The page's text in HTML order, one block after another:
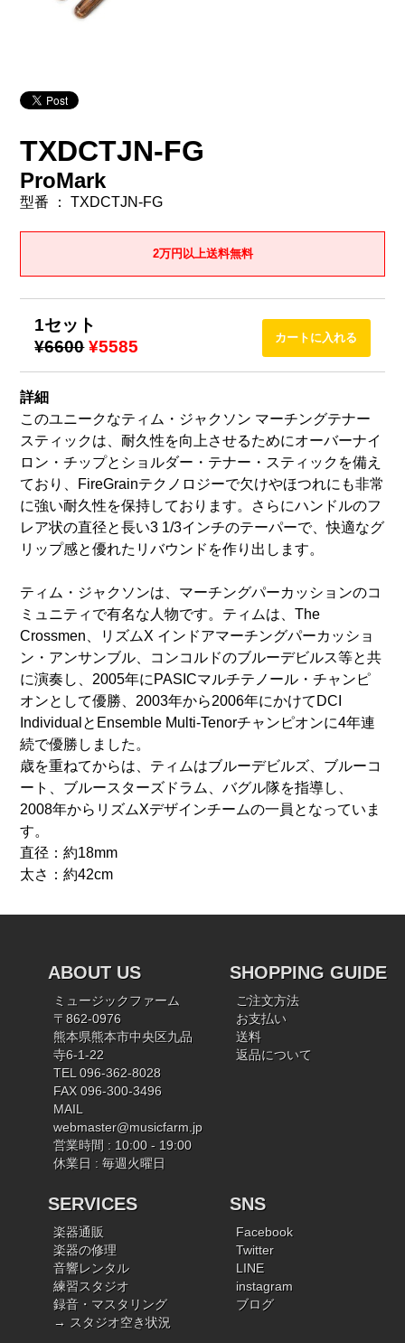
TXDCTJN-FG
ProMark
型番 ： TXDCTJN-FG
2万円以上送料無料
1セット
¥6600 ¥5585
詳細
このユニークなティム・ジャクソン マーチングテナー
スティックは、耐久性を向上させるためにオーバーナイ
ロン・チップとショルダー・テナー・スティックを備え
ており、FireGrainテクノロジーで欠けやほつれにも非常
に強い耐久性を保持しております。さらにハンドルのフ
レア状の直径と長い3 1/3インチのテーパーで、快適なグ
リップ感と優れたリバウンドを作り出します。
ティム・ジャクソンは、マーチングパーカッションのコ
ミュニティで有名な人物です。ティムは、The
Crossmen、リズムX インドアマーチングパーカッショ
ン・アンサンブル、コンコルドのブルーデビルス等と共
に演奏し、2005年にPASICマルチテノール・チャンピ
オンとして優勝、2003年から2006年にかけてDCI
IndividualとEnsemble Multi-Tenorチャンピオンに4年連
続で優勝しました。
歳を重ねてからは、ティムはブルーデビルズ、ブルーコ
ート、ブルースターズドラム、バグル隊を指導し、
2008年からリズムXデザインチームの一員となっていま
す。
直径：約18mm
太さ：約42cm
ABOUT US
ミュージックファーム
〒862-0976
熊本県熊本市中央区九品
寺6-1-22
TEL 096-362-8028
FAX 096-300-3496
MAIL
webmaster@musicfarm.jp
営業時間 : 10:00 - 19:00
休業日 : 毎週火曜日
SHOPPING GUIDE
ご注文方法
お支払い
送料
返品について
SERVICES
楽器通販
楽器の修理
音響レンタル
練習スタジオ
録音・マスタリング
→ スタジオ空き状況
SNS
Facebook
Twitter
LINE
instagram
ブログ